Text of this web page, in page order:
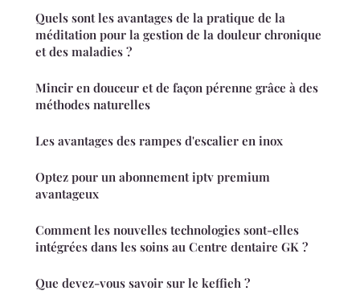
Quels sont les avantages de la pratique de la
méditation pour la gestion de la douleur chronique
et des maladies ?
Mincir en douceur et de façon pérenne grâce à des
méthodes naturelles
Les avantages des rampes d'escalier en inox
Optez pour un abonnement iptv premium
avantageux
Comment les nouvelles technologies sont-elles
intégrées dans les soins au Centre dentaire GK ?
Que devez-vous savoir sur le keffieh ?